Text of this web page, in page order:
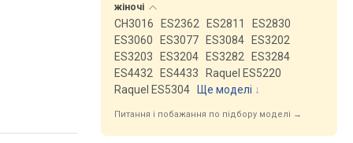
жіночі
CH3016 ES2362 ES2811
ES2830
ES3060
ES3077 ES3084
ES3202
ES3203
ES3204 ES3282
ES3284
ES4432
ES4433
Raquel ES5220
Raquel ES5304
Ще моделі ↓
Питання і побажання по підбору моделі →